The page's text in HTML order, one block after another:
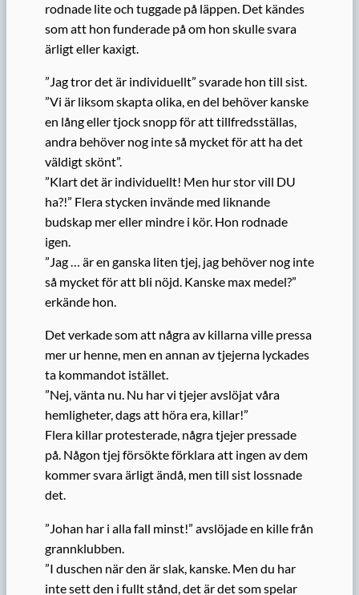
rodnade lite och tuggade på läppen. Det kändes
som att hon funderade på om hon skulle svara
ärligt eller kaxigt.
”Jag tror det är individuellt” svarade hon till sist.
”Vi är liksom skapta olika, en del behöver kanske
en lång eller tjock snopp för att tillfredsställas,
andra behöver nog inte så mycket för att ha det
väldigt skönt”.
”Klart det är individuellt! Men hur stor vill DU
ha?!” Flera stycken invände med liknande
budskap mer eller mindre i kör. Hon rodnade
igen.
”Jag … är en ganska liten tjej, jag behöver nog inte
så mycket för att bli nöjd. Kanske max medel?”
erkände hon.
Det verkade som att några av killarna ville pressa
mer ur henne, men en annan av tjejerna lyckades
ta kommandot istället.
”Nej, vänta nu. Nu har vi tjejer avslöjat våra
hemligheter, dags att höra era, killar!”
Flera killar protesterade, några tjejer pressade
på. Någon tjej försökte förklara att ingen av dem
kommer svara ärligt ändå, men till sist lossnade
det.
”Johan har i alla fall minst!” avslöjade en kille från
grannklubben.
”I duschen när den är slak, kanske. Men du har
inte sett den i fullt stånd, det är det som spelar